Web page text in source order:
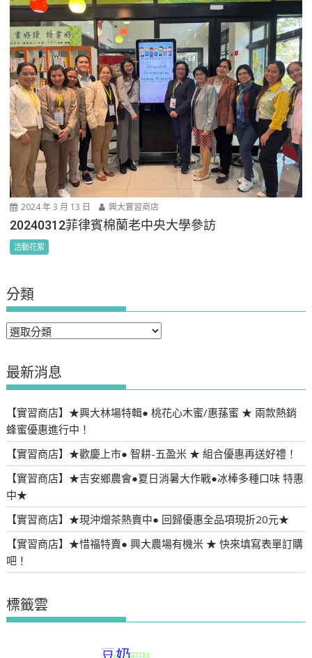
2024 年 3 月 13 日 興大實習商店
20240312菲律賓棉蘭老中央大學參訪
活動花絮
分類
分
最新消息
【實習商店】★興大林場特輯● 桃花心木蜜/惠蓀蜜 ★ 兩款熱銷
蜂蜜優惠進行中！
【實習商店】★歡慶上市● 智耕-五盈米 ★ 組合優惠再送好禮！
【實習商店】★吉安鄉農會●夏日消暑大作戰●冰棒多種口味 特惠
中★
【實習商店】★現沖熷茶熱賣中● 回歸優惠全品項現折20元★
【實習商店】★惜福特賣● 興大農場有機米 ★ 快來填寫表單訂購
吧！
標籤雲